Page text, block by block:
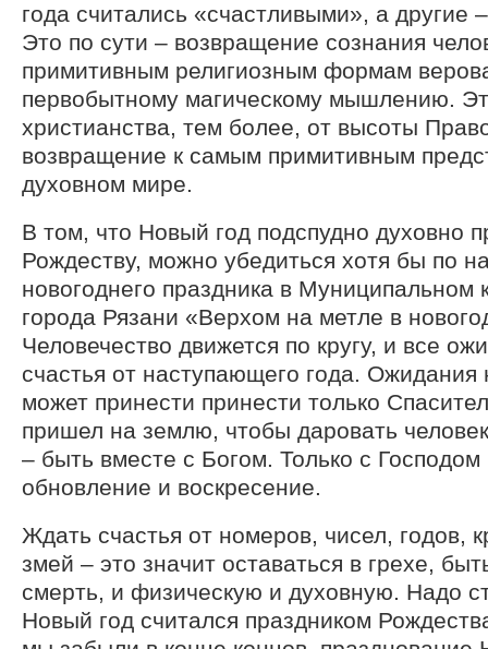
года считались «счастливыми», а другие
Это по сути – возвращение сознания
примитивным религиозным формам
первобытному магическому мышлению.
христианства, тем более, от высоты
возвращение к самым примитивным
духовном мире.
В том, что Новый год подспудно духовно
Рождеству, можно убедиться хотя бы по
новогоднего праздника в Муниципальном
города Рязани «Верхом на метле в
Человечество движется по кругу, и все
счастья от наступающего года.
может принести принести только
пришел на землю, чтобы даровать
– быть вместе с Богом. Только с Господом
обновление и воскресение.
Ждать счастья от номеров, чисел, годов,
змей – это значит оставаться в грехе,
смерть, и физическую и духовную. Надо
Новый год считался праздником